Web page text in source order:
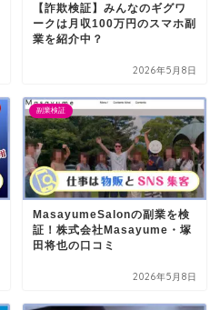
【詐欺検証】みんなのギグワ
ークは月収100万円のスマホ副
業を紹介中？
2026年5月8日
副業検証
MasayumeSalonの副業を検
証！株式会社Masayume・塚
田将也の口コミ
2026年5月8日